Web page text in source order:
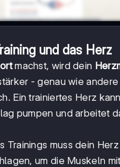
und das Herz
machst, wird dein
- genau wie andere
Ein trainiertes Herz
pumpen und arbeitet
Trainings muss dein Herz
um die Muskeln